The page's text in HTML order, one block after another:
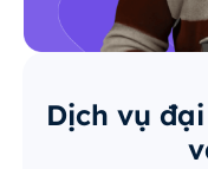
Dịch vụ